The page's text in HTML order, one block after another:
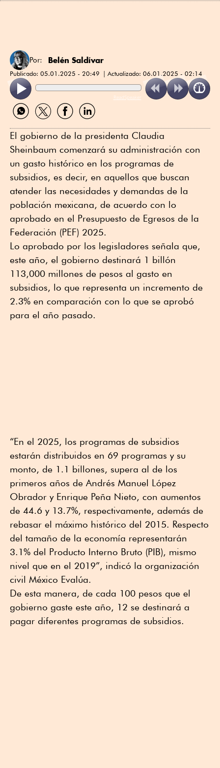
Por: Belén Saldívar
Publicado: 05.01.2025 - 20:49 Actualizado: 06.01.2025 - 02:14
ReadSpeaker
Compartir
por
Compartir
por
Compartir
por
Compartir
por
El gobierno de la presidenta Claudia
Sheinbaum comenzará su administración con
un gasto histórico en los programas de
subsidios, es decir, en aquellos que buscan
atender las necesidades y demandas de la
población mexicana, de acuerdo con lo
aprobado en el Presupuesto de Egresos de la
Federación (PEF) 2025.
Lo aprobado por los legisladores señala que,
este año, el gobierno destinará 1 billón
113,000 millones de pesos al gasto en
subsidios, lo que representa un incremento de
2.3% en comparación con lo que se aprobó
para el año pasado.
“En el 2025, los programas de subsidios
estarán distribuidos en 69 programas y su
monto, de 1.1 billones, supera al de los
primeros años de Andrés Manuel López
Obrador y Enrique Peña Nieto, con aumentos
de 44.6 y 13.7%, respectivamente, además de
rebasar el máximo histórico del 2015. Respecto
del tamaño de la economía representarán
3.1% del Producto Interno Bruto (PIB), mismo
nivel que en el 2019”, indicó la organización
civil México Evalúa.
De esta manera, de cada 100 pesos que el
gobierno gaste este año, 12 se destinará a
pagar diferentes programas de subsidios.